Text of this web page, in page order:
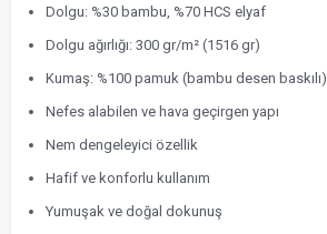
Dolgu: %30 bambu, %70 HCS elyaf
Dolgu ağırlığı: 300 gr/m² (1516 gr)
Kumaş: %100 pamuk (bambu desen baskılı)
Nefes alabilen ve hava geçirgen yapı
Nem dengeleyici özellik
Hafif ve konforlu kullanım
Yumuşak ve doğal dokunuş